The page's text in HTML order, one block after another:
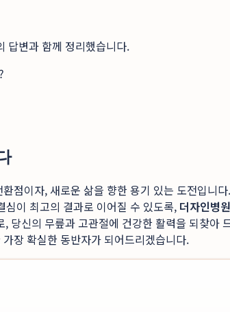
답변과 함께 정리했습니다.
점이자, 새로운 삶을 향한 용기 있는 도전입니
이 최고의 결과로 이어질 수 있도록, 더자인병원
, 당신의 무릎과 고관절에 건강한 활력을 되찾아
장 확실한 동반자가 되어드리겠습니다.